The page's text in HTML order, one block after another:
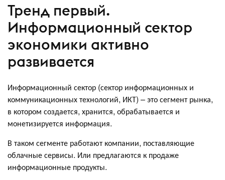
Тренд первый.
Информационный сектор
экономики активно
развивается
Информационный сектор (сектор информационных и
коммуникационных технологий, ИКТ) – это сегмент рынка,
в котором создается, хранится, обрабатывается и
монетизируется информация.
В таком сегменте работают компании, поставляющие
облачные сервисы. Или предлагаются к продаже
информационные продукты.